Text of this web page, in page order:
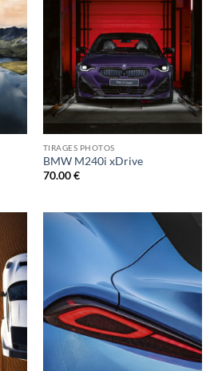
TIRAGES PHOTOS
BMW M240i xDrive
70.00€